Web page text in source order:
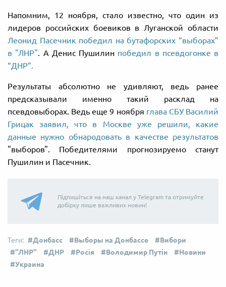
Напомним, 12 ноября, стало известно, что один из
лидеров российских боевиков в Луганской области
Леонид Пасечник победил на бутафорских “выборах”
в "ЛНР". А Денис Пушилин победил в псевдогонке в
“ДНР”.
Результаты абсолютно не удивляют, ведь ранее
предсказывали именно такий расклад на
псевдовыборах. Ведь еще 9 ноября глава СБУ Василий
Грицак заявил, что в Москве уже решили, какие
данные нужно обнародовать в качестве результатов
"выборов". Победителями прогнозируемо станут
Пушилин и Пасечник.
Підпишіться на наш канал у Telegram та отримуйте
добірку лише важливих новин!
Донбасс Выборы на Донбассе
Вибори
"ЛНР"
ДНР Росія Володимир Путін
Новини
Украина